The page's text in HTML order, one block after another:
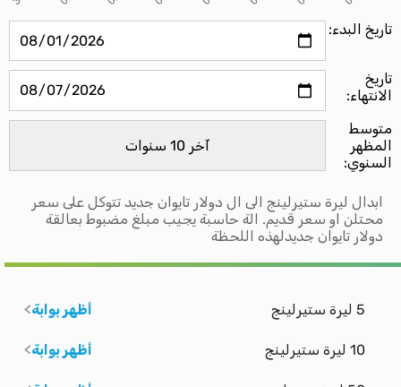
تاريخ البدء:
تاريخ
الانتهاء:
متوسط ​​
المظهر
السنوي:
ابدال ليرة ستيرلينج الى ال دولار تايوان جديد تتوكل على سعر
محتلن او سعر قديم. الة حاسبة يجيب مبلغ مضبوط بعالقة
دولار تايوان جديدلهذه اللحظة
5 ليرة ستيرلينج أظهر بوابة
10 ليرة ستيرلينج أظهر بوابة